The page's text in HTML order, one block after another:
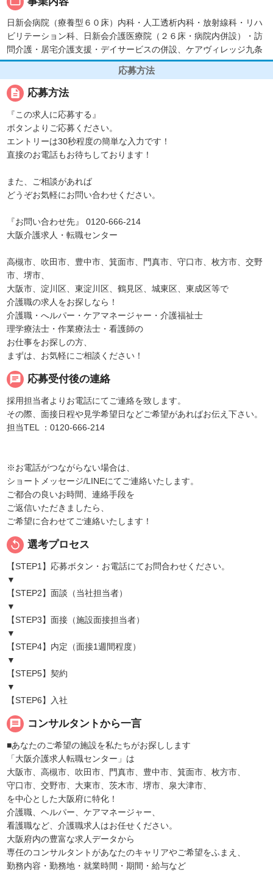
日新会病院（療養型６０床）内科・人工透析内科・放射線科・リハ
ビリテーション科、日新会介護医療院（２６床・病院内併設）・訪
問介護・居宅介護支援・デイサービスの併設、ケアヴィレッジ九条
応募方法
description 応募方法
『この求人に応募する』
ボタンよりご応募ください。
エントリーは30秒程度の簡単な入力です！
直接のお電話もお待ちしております！
また、ご相談があれば
どうぞお気軽にお問い合わせください。
『お問い合わせ先』 0120-666-214
大阪介護求人・転職センター
高槻市、吹田市、豊中市、箕面市、門真市、守口市、枚方市、交野
市、堺市、
大阪市、淀川区、東淀川区、鶴見区、城東区、東成区等で
介護職の求人をお探しなら！
介護職・へルパー・ケアマネージャー・介護福祉士
理学療法士・作業療法士・看護師の
お仕事をお探しの方、
まずは、お気軽にご相談ください！
chat 応募受付後の連絡
採用担当者よりお電話にてご連絡を致します。
その際、面接日程や見学希望日などご希望があればお伝え下さい。
担当TEL ：0120-666-214
※お電話がつながらない場合は、
ショートメッセージ/LINEにてご連絡いたします。
ご都合の良いお時間、連絡手段を
ご返信いただきましたら、
ご希望に合わせてご連絡いたします！
replay 選考プロセス
【STEP1】応募ボタン・お電話にてお問合わせください。
▼
【STEP2】面談（当社担当者）
▼
【STEP3】面接（施設面接担当者）
▼
【STEP4】内定（面接1週間程度）
▼
【STEP5】契約
▼
【STEP6】入社
message コンサルタントから一言
■あなたのご希望の施設を私たちがお探しします
「大阪介護求人転職センター」は
大阪市、高槻市、吹田市、門真市、豊中市、箕面市、枚方市、
守口市、交野市、大東市、茨木市、堺市、泉大津市、
を中心とした大阪府に特化！
介護職、ヘルパー、ケアマネージャー、
看護職など、介護職求人はお任せください。
大阪府内の豊富な求人データから
専任のコンサルタントがあなたのキャリアやご希望をふまえ、
勤務内容・勤務地・就業時間・期間・給与など